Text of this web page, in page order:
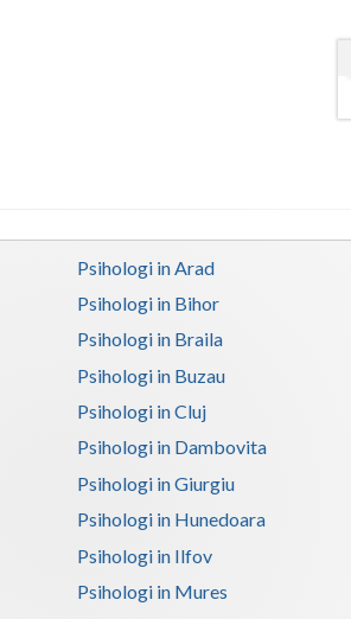
Psihologi in Arad
Psihologi in Bihor
Psihologi in Braila
Psihologi in Buzau
Psihologi in Cluj
Psihologi in Dambovita
Psihologi in Giurgiu
Psihologi in Hunedoara
Psihologi in Ilfov
Psihologi in Mures